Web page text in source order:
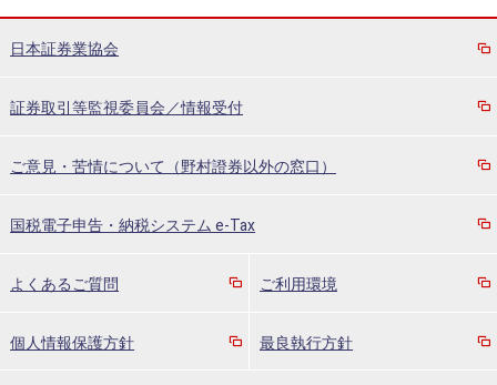
日本証券業協会
証券取引等監視委員会／情報受付
ご意見・苦情について（野村證券以外の窓口）
国税電子申告・納税システム e-Tax
よくあるご質問 ご利用環境
個人情報保護方針 最良執行方針